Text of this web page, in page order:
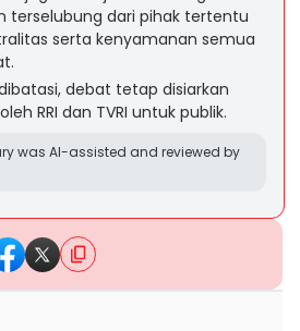
terselubung dari pihak tertentu
serta kenyamanan semua
debat tetap disiarkan
RRI dan TVRI untuk publik.
was AI-assisted and reviewed by